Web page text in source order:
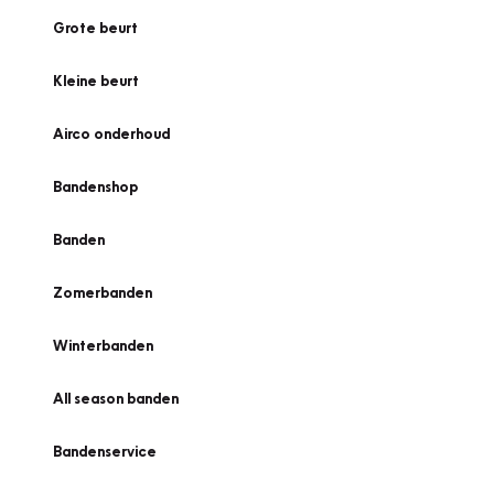
Grote beurt
Kleine beurt
Airco onderhoud
Bandenshop
Banden
Zomerbanden
Winterbanden
All season banden
Bandenservice